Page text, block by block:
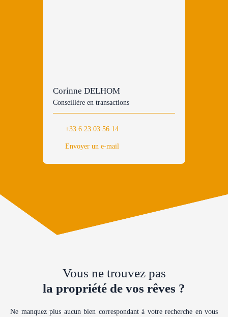
Corinne DELHOM
Conseillère en transactions
+33 6 23 03 56 14
Envoyer un e-mail
Vous ne trouvez pas
la propriété de vos rêves ?
Ne manquez plus aucun bien correspondant à votre recherche en vous